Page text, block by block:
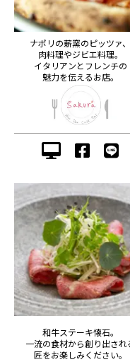
ナポリの薪窯のピッツァ、
肉料理やジビエ料理。
イタリアンとフレンチの
魅力を伝えるお店。
和牛ステーキ懐石。
一流の食材から創り出され
匠をお楽しみください。